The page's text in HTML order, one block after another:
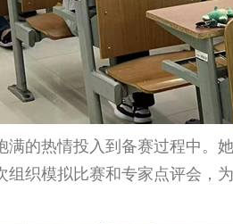
的热情投入到备赛过程中。
织模拟比赛和专家点评会